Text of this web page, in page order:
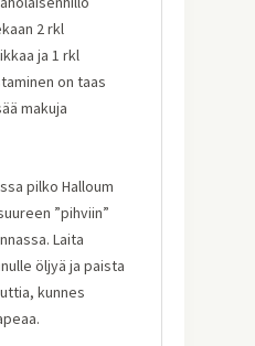
2 rkl
ja 1 rkl
on taas
makuja
pilko Halloum
”pihviin”
Laita
öljyä ja paista
kunnes